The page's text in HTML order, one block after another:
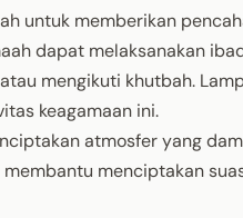
untuk memberikan
dapat melaksanakan
mengikuti khutbah.
keagamaan ini.
atmosfer yang
menciptakan